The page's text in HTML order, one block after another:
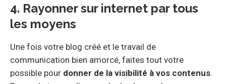
4. Rayonner sur internet par tous
les moyens
Une fois votre blog créé et le travail de
communication bien amorcé, faites tout votre
possible pour donner de la visibilité à vos contenus.